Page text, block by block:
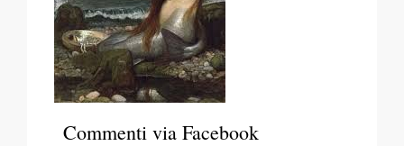
Commenti via Facebook